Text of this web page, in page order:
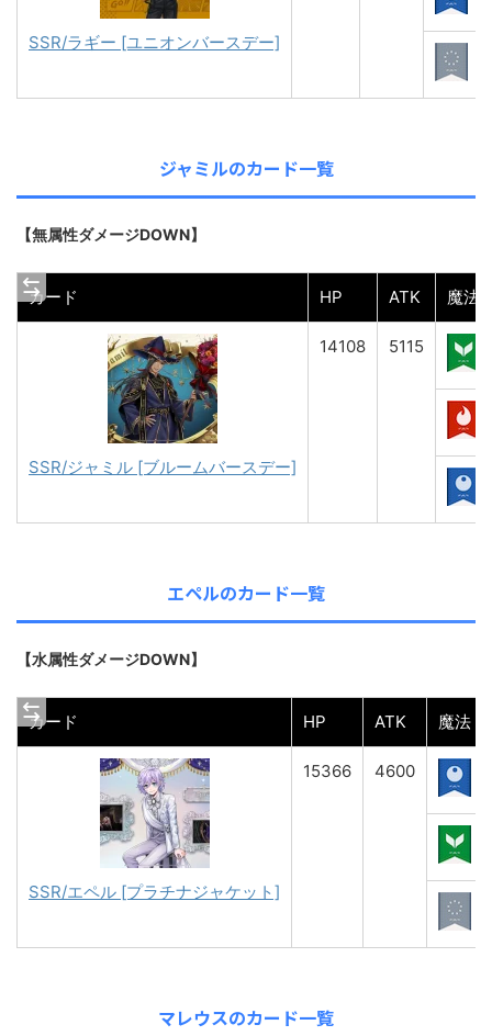
SSR/ラギー [ユニオンバースデー]
ジャミルのカード一覧
【無属性ダメージDOWN】
カード HP ATK 魔法
SSR/ジャミル [ブルームバースデー]
14108 5115
エペルのカード一覧
【水属性ダメージDOWN】
カード HP ATK 魔法
SSR/エペル [プラチナジャケット]
15366 4600
マレウスのカード一覧